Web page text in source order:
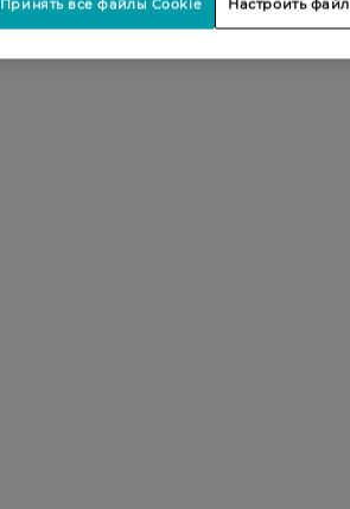
Настроить
Принять все файлы Cookie